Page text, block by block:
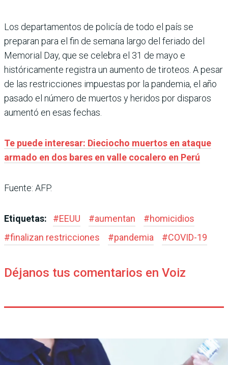
Los departamentos de policía de todo el país se
preparan para el fin de semana largo del feriado del
Memorial Day, que se celebra el 31 de mayo e
históricamente registra un aumento de tiroteos. A pesar
de las restricciones impuestas por la pandemia, el año
pasado el número de muertos y heridos por disparos
aumentó en esas fechas.
Te puede interesar: Dieciocho muertos en ataque
armado en dos bares en valle cocalero en Perú
Fuente: AFP.
Etiquetas: #EEUU #aumentan #homicidios
#finalizan restricciones #pandemia #COVID-19
Déjanos tus comentarios en Voiz